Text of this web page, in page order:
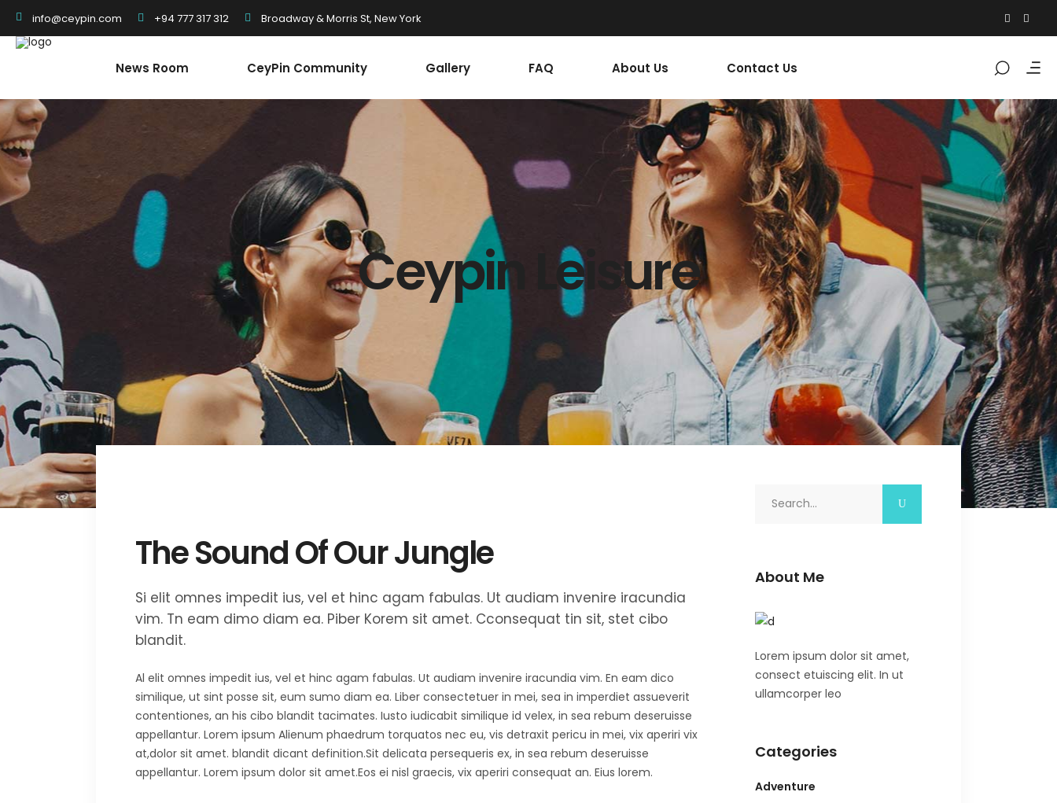
info@ceypin.com +94 777 317 312 Broadway & Morris St, New York
News Room CeyPin Community Gallery FAQ About Us Contact Us
Ceypin Leisure
Summer
The Sound Of Our Jungle
Si elit omnes impedit ius, vel et hinc agam fabulas. Ut audiam invenire iracundia
vim. Tn eam dimo diam ea. Piber Korem sit amet. Cconsequat tin sit, stet cibo
blandit.
Al elit omnes impedit ius, vel et hinc agam fabulas. Ut audiam invenire iracundia vim. En eam dico
similique, ut sint posse sit, eum sumo diam ea. Liber consectetuer in mei, sea in imperdiet assueverit
contentiones, an his cibo blandit tacimates. Iusto iudicabit similique id velex, in sea rebum deseruisse
appellantur. Lorem ipsum Alienum phaedrum torquatos nec eu, vis detraxit pericu in mei, vix aperiri vix
at,dolor sit amet. blandit dicant definition.Sit delicata persequeris ex, in sea rebum deseruisse
appellantur. Lorem ipsum dolor sit amet.Eos ei nisl graecis, vix aperiri consequat an. Eius lorem.
About Me
Lorem ipsum dolor sit amet,
consect etuiscing elit. In ut
ullamcorper leo
Categories
Adventure